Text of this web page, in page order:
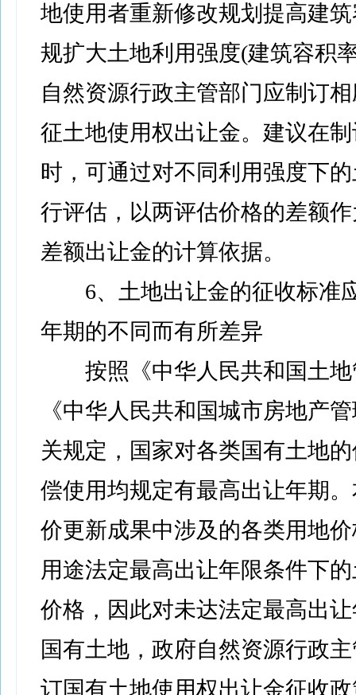
地使用者重新修改规划提高建
规扩大土地利用强度(建筑容积
自然资源行政主管部门应制订
征土地使用权出让金。建议在
时，可通过对不同利用强度下
行评估，以两评估价格的差额
差额出让金的计算依据。
6、土地出让金的征收标准
年期的不同而有所差异
按照《中华人民共和国土地
《中华人民共和国城市房地产
关规定，国家对各类国有土地
偿使用均规定有最高出让年期
价更新成果中涉及的各类用地
用途法定最高出让年限条件下
价格，因此对未达法定最高出
国有土地，政府自然资源行政
订国有土地使用权出让金征收